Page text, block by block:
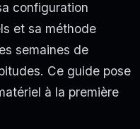
configuration
et sa méthode
semaines de
Ce guide pose
à la première